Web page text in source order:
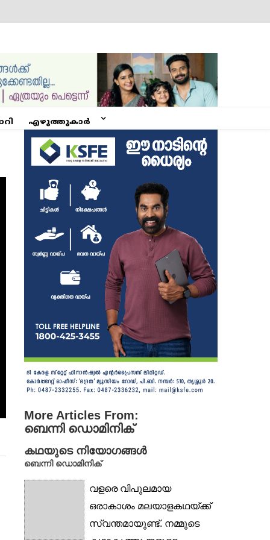
എഴുത്തുകാർ
More Articles From:
ബെന്നി ഡൊമിനിക്
കഥയുടെ നിയോഗങ്ങൾ
ബെന്നി ഡൊമിനിക്
വളരെ വിപുലമായ
ഒരാകാശം മലയാളകഥയ്ക്ക്
സ്വന്തമായുണ്ട്. നമ്മുടെ